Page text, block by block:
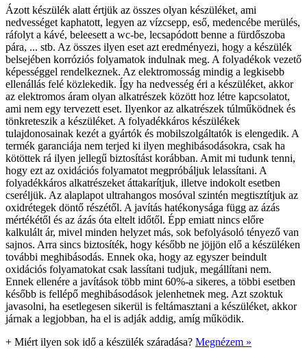
Ázott készülék alatt értjük az összes olyan készüléket, ami
nedvességet kaphatott, legyen az vízcsepp, eső, medencébe merülés,
ráfolyt a kávé, beleesett a wc-be, lecsapódott benne a fürdőszoba
pára, ... stb. Az összes ilyen eset azt eredményezi, hogy a készülék
belsejében korróziós folyamatok indulnak meg. A folyadékok vezető
képességgel rendelkeznek. Az elektromosság mindig a legkisebb
ellenállás felé közlekedik. Így ha nedvesség éri a készüléket, akkor
az elektromos áram olyan alkatrészek között hoz létre kapcsolatot,
ami nem egy tervezett eset. Ilyenkor az alkatrészek túlműködnek és
tönkreteszik a készüléket. A folyadékkáros készülékek
tulajdonosainak kezét a gyártók és mobilszolgáltatók is elengedik. A
termék garanciája nem terjed ki ilyen meghibásodásokra, csak ha
kötöttek rá ilyen jellegű biztosítást korábban. Amit mi tudunk tenni,
hogy ezt az oxidációs folyamatot megpróbáljuk lelassítani. A
folyadékkáros alkatrészeket áttakarítjuk, illetve indokolt esetben
cseréljük. Az alaplapot ultrahangos mosóval szintén megtisztítjuk az
oxidrétegek döntő részétől. A javítás hatékonysága függ az ázás
mértékétől és az ázás óta eltelt időtől. Épp emiatt nincs előre
kalkulált ár, mivel minden helyzet más, sok befolyásoló tényező van
sajnos. Arra sincs biztosíték, hogy később ne jöjjön elő a készüléken
további meghibásodás. Ennek oka, hogy az egyszer beindult
oxidációs folyamatokat csak lassítani tudjuk, megállítani nem.
Ennek ellenére a javítások több mint 60%-a sikeres, a többi esetben
később is fellépő meghibásodások jelenhetnek meg. Azt szoktuk
javasolni, ha esetlegesen sikerül is feltámasztani a készüléket, akkor
járnak a legjobban, ha el is adják addig, amíg működik.
+ Miért ilyen sok idő a készülék száradása? Megnézem »